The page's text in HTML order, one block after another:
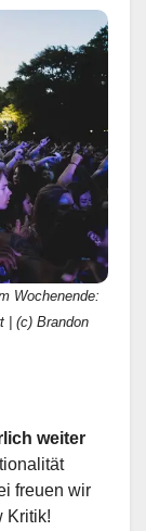
Wochenende:
| (c) Brandon
weiter
freuen wir
Kritik!